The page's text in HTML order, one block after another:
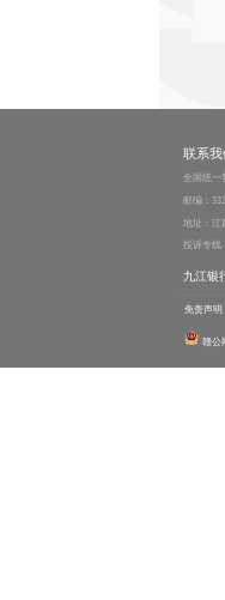
联系我
全国统一
邮编：
地址：江
投诉专线
九江银
免责声明
赣公